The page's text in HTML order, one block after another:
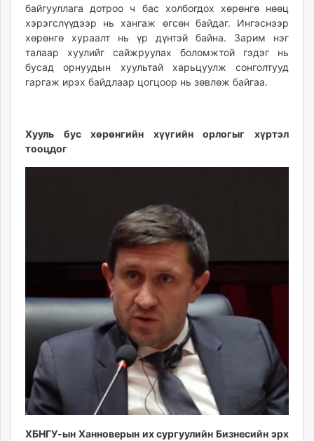
байгууллага дотроо ч бас холбогдох хөрөнгө нөөц
хэрэгслүүдээр нь хангаж өгсөн байдаг. Ингэснээр
хөрөнгө хураалт нь үр дүнтэй байна. Зарим нэг
талаар хуулийг сайжруулах боломжтой гэдэг нь
бусад орнуудын хуультай харьцуулж сонголтууд
гаргаж ирэх байдлаар цогцоор нь зөвлөж байгаа.
Хууль бус хөрөнгийн хүүгийн орлогыг хүртэл
тооцдог
ХБНГУ-ын Ханноверын их сургуулийн Бизнесийн эрх